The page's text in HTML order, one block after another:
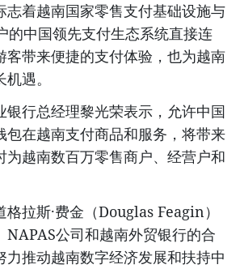
志着越南国家零售支付基础设施与
的中国领先支付生态系统直接连
客带来便捷的支付体验，也为越南
遇。
银行总经理黎光荣表示，允许中国
包在越南支付商品和服务，将带来
为越南数百万零售商户、经营户和
拉斯·费金（Douglas Feagin）
NAPAS公司和越南外贸银行的合
力推动越南数字经济发展和扶持中